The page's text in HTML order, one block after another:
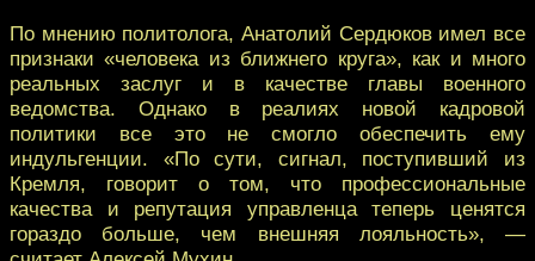
По мнению политолога, Анатолий Сердюков имел все
признаки «человека из ближнего круга», как и много
реальных заслуг и в качестве главы военного
ведомства. Однако в реалиях новой кадровой
политики все это не смогло обеспечить ему
индульгенции. «По сути, сигнал, поступивший из
Кремля, говорит о том, что профессиональные
качества и репутация управленца теперь ценятся
гораздо больше, чем внешняя лояльность», —